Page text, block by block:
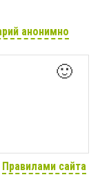
анонимно
🙂
Правилами сайта